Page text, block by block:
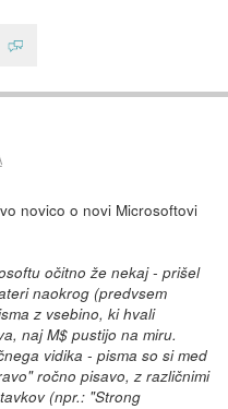
novico o novi Microsoftovi
očitno že nekaj - prišel
naokrog (predvsem
z vsebino, ki hvali
naj M$ pustijo na miru.
vidika - pisma so si med
ročno pisavo, z različnimi
(npr.: "Strong